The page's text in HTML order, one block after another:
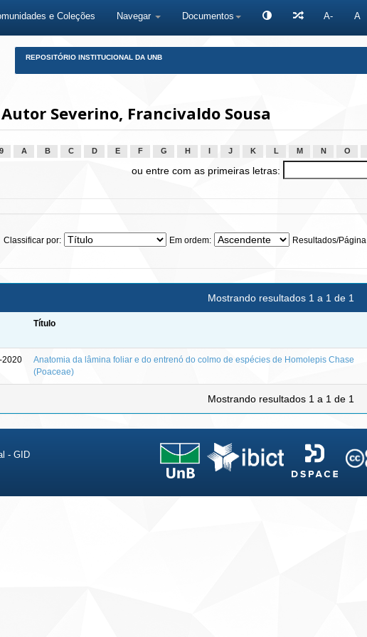
e Coleções Navegar Documentos A- A
REPOSITÓRIO INSTITUCIONAL DA UNB
Severino, Francivaldo Sousa
A B C D E F G H J K L M N O
ou entre com as primeiras letras:
Classificar por: Em ordem: Resultados/Página
Mostrando resultados 1 a 1 de 1
Título
2020
Anatomia da lâmina foliar e do entrenó do colmo de espécies de Homolepis Chase
(Poaceae)
Mostrando resultados 1 a 1 de 1
- GID